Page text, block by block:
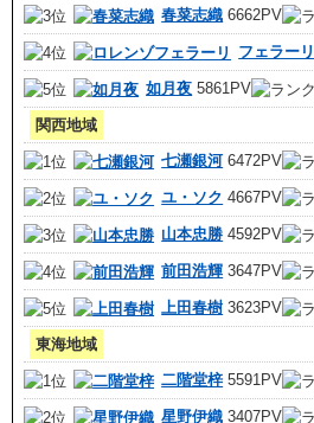
春菜志織 6662PV
フェラーリ
如月夜 5861PV
関西地域
七瀬銀河6472PV
ユ・ソク 4667PV
山本忠勝 4592PV
前田浩輝 3647PV
上田春樹 3623PV
東海地域
二階堂梓 5591PV
星野伊織 3407PV